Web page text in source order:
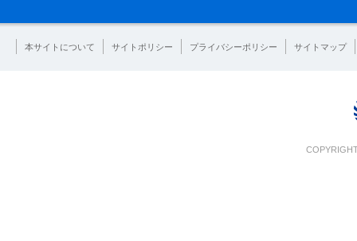
本サイトについて サイトポリシー プライバシーポリシー サイトマップ